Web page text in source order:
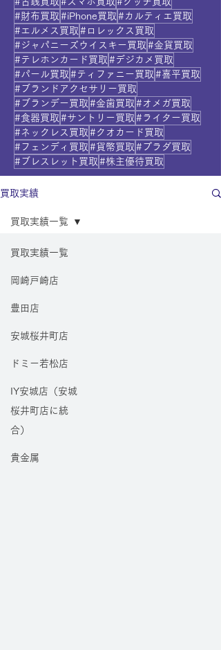
#財布買取 #iPhone買取 #カルティエ買取
#エルメス買取 #ロレックス買取
#ジャパニーズウイスキー買取 #金貨買取
#テレホンカード買取 #デジカメ買取
#パール買取 #ティファニー買取 #喜平買取
#ブランドアクセサリー買取
#ブランデー買取 #金歯買取 #オメガ買取
#食器買取 #サントリー買取 #ライター買取
#ネックレス買取 #クオカード買取
#フェンディ買取 #貨幣買取 #プラダ買取
#ブレスレット買取 #株主優待買取
買取実績
買取実績一覧
岡崎戸崎店
豊田店
安城桜井町店
ドミー若松店
IY安城店（安城
桜井町店に統
合）
貴金属
買取実績一覧